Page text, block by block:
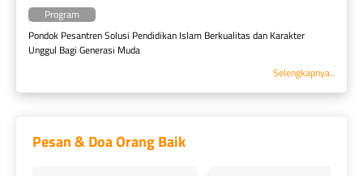
Program
Pondok Pesantren Solusi Pendidikan Islam Berkualitas dan Karakter
Unggul Bagi Generasi Muda
Selengkapnya..
Pesan & Doa Orang Baik